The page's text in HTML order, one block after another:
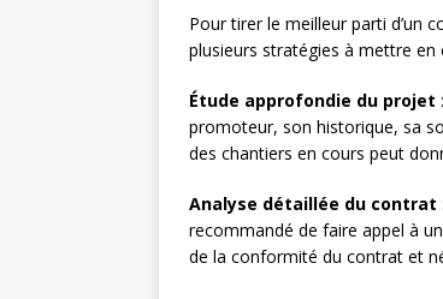
Pour tirer le meilleur parti d’un
plusieurs stratégies à mettre
Étude approfondie du projet
promoteur, son historique, sa
des chantiers en cours peut
Analyse détaillée du contrat
recommandé de faire appel à un
de la conformité du contrat et